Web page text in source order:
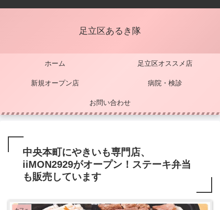
足立区あるき隊
ホーム 足立区オススメ店
新規オープン店 病院・検診
お問い合わせ
中央本町にやきいも専門店、
iiMON2929がオープン！ステーキ弁当
も販売しています